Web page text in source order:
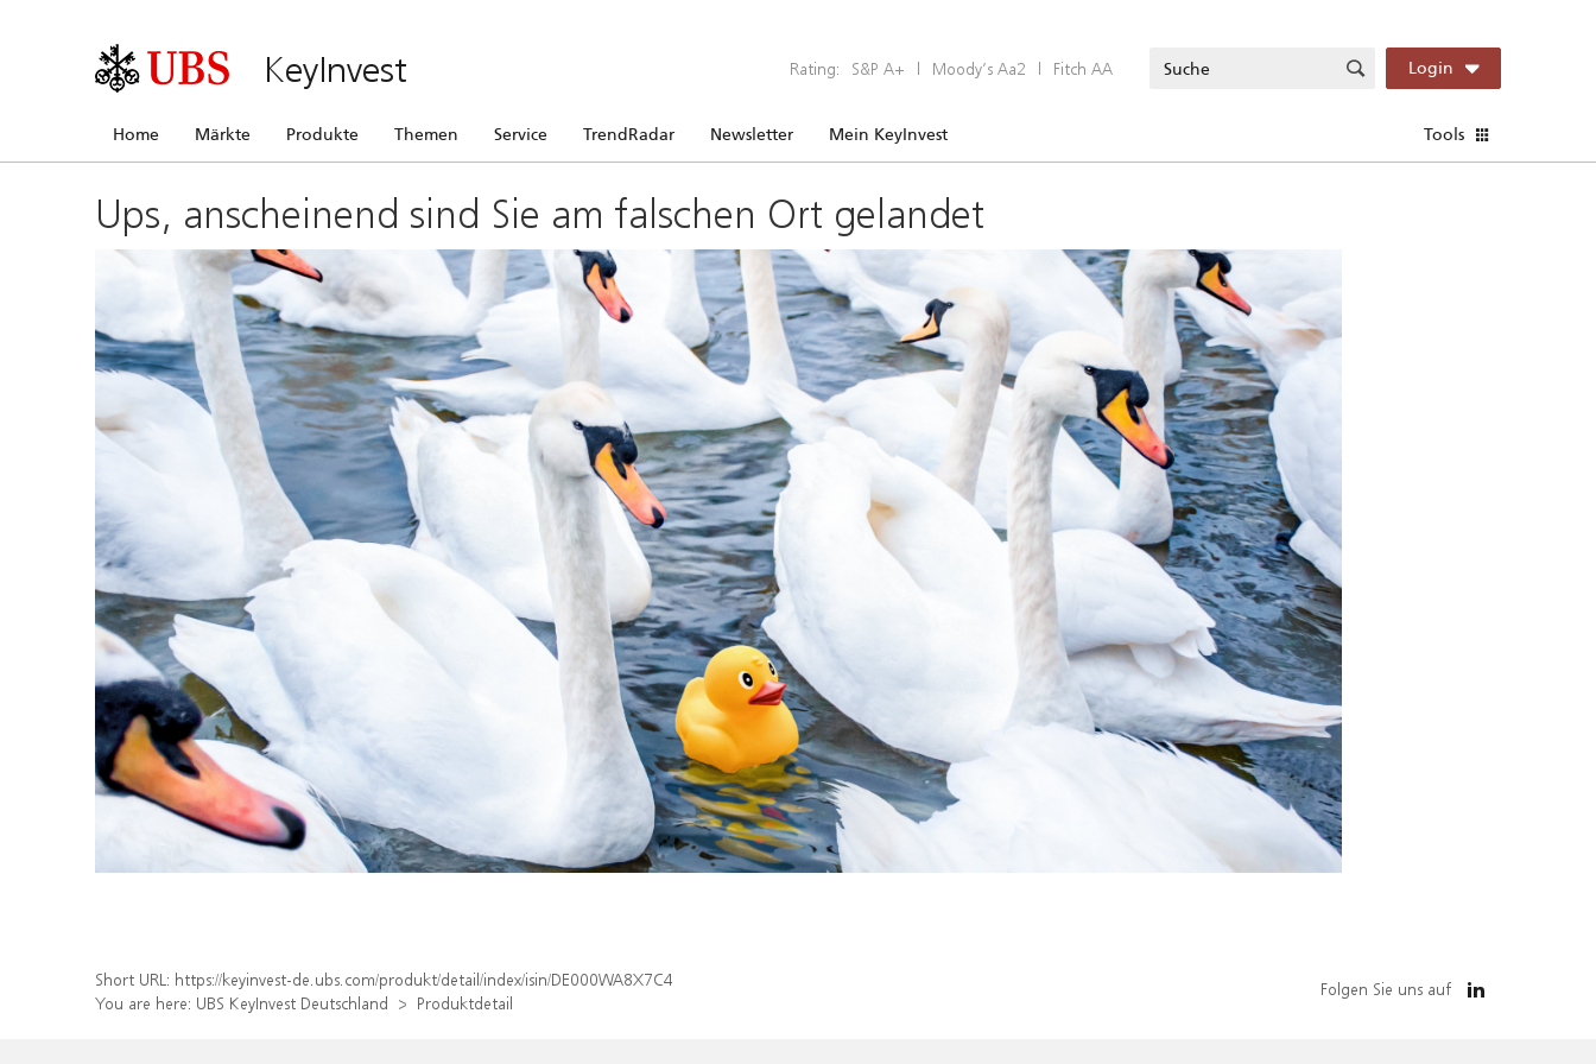
KeyInvest Rating: S&P A+ | Moody’s Aa2 | Fitch AA Login
Home Märkte Produkte Themen Service TrendRadar Newsletter Mein KeyInvest Tools
Ups, anscheinend sind Sie am falschen Ort gelandet
Short URL: https://keyinvest-de.ubs.com/produkt/detail/index/isin/DE000WA8X7C4
You are here: UBS KeyInvest Deutschland Produktdetail
Folgen Sie uns auf